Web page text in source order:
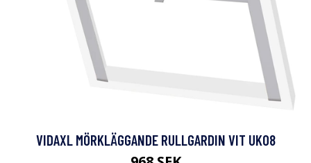
VIDAXL MÖRKLÄGGANDE RULLGARDIN VIT UK08